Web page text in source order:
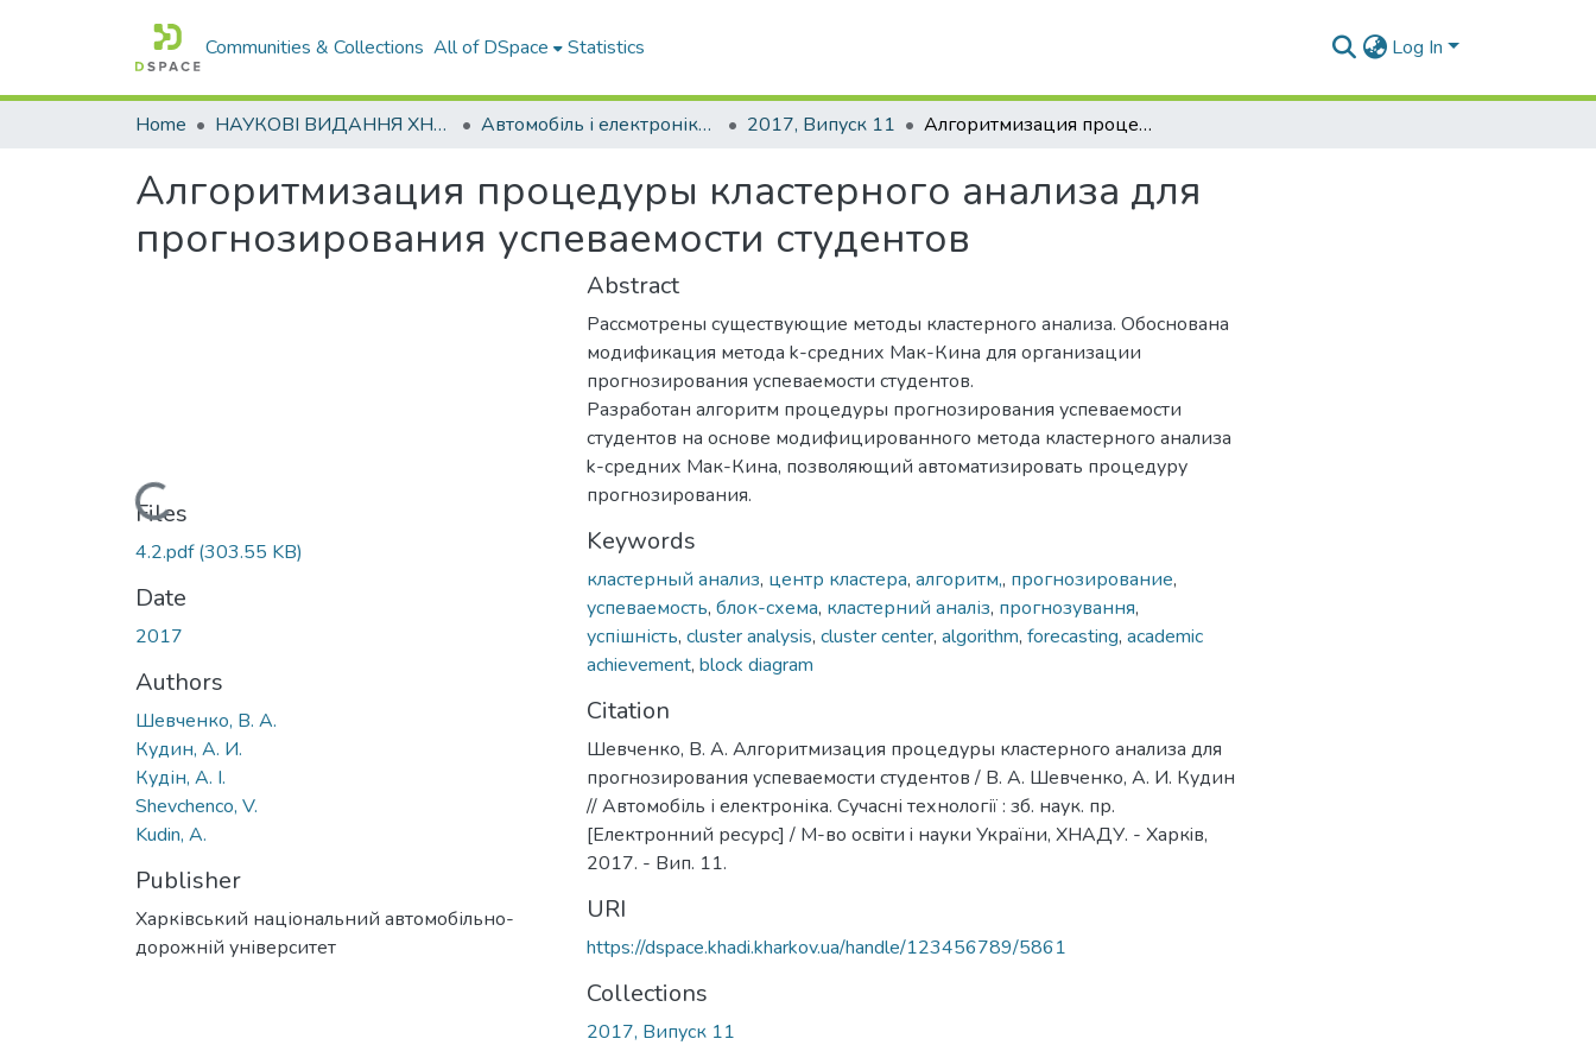
Communities & Collections All of DSpace Statistics Log In
Home НАУКОВІ ВИДАННЯ ХНАДУ Автомобіль і електроніка. Сучасні технології 2017, Випуск 11 Алгоритмизация процедуры кластерного анализа для прогнозирования успеваемости студентов
Алгоритмизация процедуры кластерного анализа для
прогнозирования успеваемости студентов
Loading...
Files
4.2.pdf(303.55 KB)
Date
2017
Authors
Шевченко, В. А.
Кудин, А. И.
Кудін, А. І.
Shevchenco, V.
Kudin, A.
Publisher
Харківський національний автомобільно-
дорожній університет
Abstract
Рассмотрены существующие методы кластерного анализа. Обоснована
модификация метода k-средних Мак-Кина для организации
прогнозирования успеваемости студентов.
Разработан алгоритм процедуры прогнозирования успеваемости
студентов на основе модифицированного метода кластерного анализа
k-средних Мак-Кина, позволяющий автоматизировать процедуру
прогнозирования.
Keywords
кластерный анализ, центр кластера, алгоритм,, прогнозирование,
успеваемость, блок-схема, кластерний аналіз, прогнозування,
успішність, cluster analysis, cluster center, algorithm, forecasting, academic
achievement, block diagram
Citation
Шевченко, В. А. Алгоритмизация процедуры кластерного анализа для
прогнозирования успеваемости студентов / В. А. Шевченко, А. И. Кудин
// Автомобіль і електроніка. Сучасні технології : зб. наук. пр.
[Електронний ресурс] / М-во освiти i науки України, ХНАДУ. - Харкiв,
2017. - Вип. 11.
URI
https://dspace.khadi.kharkov.ua/handle/123456789/5861
Collections
2017, Випуск 11